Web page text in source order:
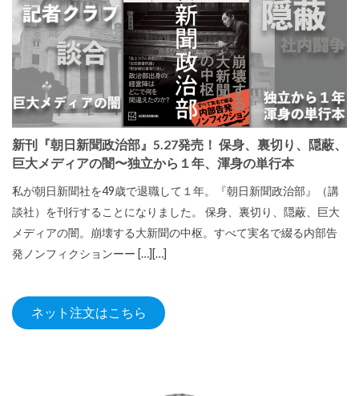
新刊『朝日新聞政治部』5.27発売！ 保身、裏切り、隠蔽、
巨大メディアの闇〜独立から１年、渾身の単行本
私が朝日新聞社を49歳で退職して１年。『朝日新聞政治部』（講
談社）を刊行することになりました。 保身、裏切り、隠蔽、巨大
メディアの闇。崩壊する大新聞の中枢。すべて実名で綴る内部告
発ノンフィクションーー […][…]
ネット注文はこちら